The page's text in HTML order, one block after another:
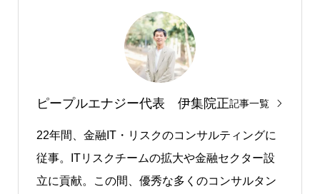
ピープルエナジー代表 伊集院正記事一覧
22年間、⾦融IT・リスクのコンサルティングに
従事。ITリスクチームの拡大や金融セクター設
立に貢献。この間、優秀な多くのコンサルタン